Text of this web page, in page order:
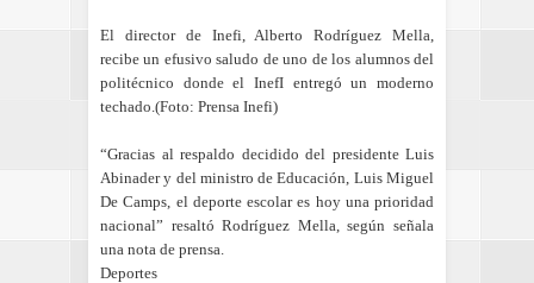
El director de Inefi, Alberto Rodríguez Mella,
recibe un efusivo saludo de uno de los alumnos del
politécnico donde el InefI entregó un moderno
techado.(Foto: Prensa Inefi)
“Gracias al respaldo decidido del presidente Luis
Abinader y del ministro de Educación, Luis Miguel
De Camps, el deporte escolar es hoy una prioridad
nacional” resaltó Rodríguez Mella, según señala
una nota de prensa.
Deportes